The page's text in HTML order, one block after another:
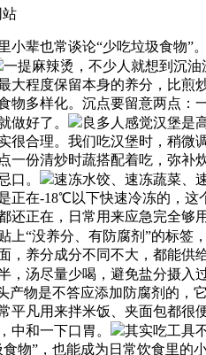
站
也常谈论“少吃垃圾食物”
一提麻辣烫，不少人就想到沉
大程度保留本身的养分，比
多样化。沉点要留意两点
做好了。
良多人感觉汉堡是
合理。我们吃汉堡时，稍
一份清炒时蔬搭配着吃，弥
口。
速冻水饺、速冻蔬菜、
正在-18℃以下快速冷冻的，
还正在，日常用来应急完全
上“没养分、有防腐剂”的标签
，养分成分不同不大，都能
汤尽量少喝，避免盐分摄
产物是不答应添加防腐剂的
平凡用来拌米饭、夹面包都
中和一下口胃。
其实吃工具
物”，也能成为日常饮食里